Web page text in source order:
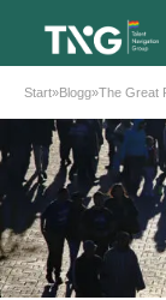
Start»Blogg»